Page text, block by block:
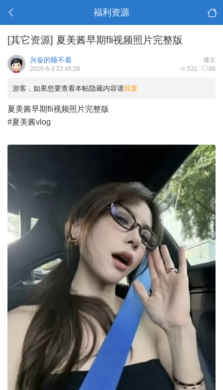
福利资源
[其它资源] 夏美酱早期fli视频照片完整版
楼主
兴奋的睡不着
531 66
2026-6-3 22:45:26
游客，如果您要查看本帖隐藏内容请回复
夏美酱早期fli视频照片完整版
#夏美酱vlog